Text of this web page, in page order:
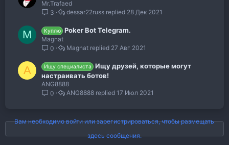
Mr.Trafaed
3
28 Дек 2021
dessar22russ
M Куплю Poker Bot Telegram.
Magnat
0
27 Авг 2021
Magnat
A Ищу специалиста
Ищу друзей, которые могут
настраивать ботов!
ANG8888
0
17 Июл 2021
ANG8888
Вам необходимо войти или зарегистрироваться, чтобы размещать
здесь сообщения.